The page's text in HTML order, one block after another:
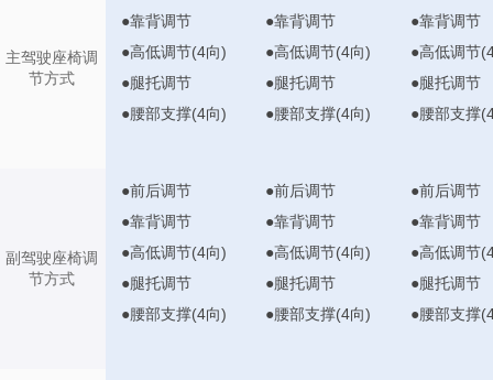
主驾驶座椅调
节方式
副驾驶座椅调
节方式
●靠背调节
●高低调节(4向)
●腿托调节
●腰部支撑(4向)
●靠背调节
●高低调节(4向)
●腿托调节
●腰部支撑(4向)
●靠背调节
●高低调节
●腿托调节
●腰部支撑
●前后调节
●靠背调节
●高低调节(4向)
●腿托调节
●腰部支撑(4向)
●前后调节
●靠背调节
●高低调节(4向)
●腿托调节
●腰部支撑(4向)
●前后调节
●靠背调节
●高低调节
●腿托调节
●腰部支撑